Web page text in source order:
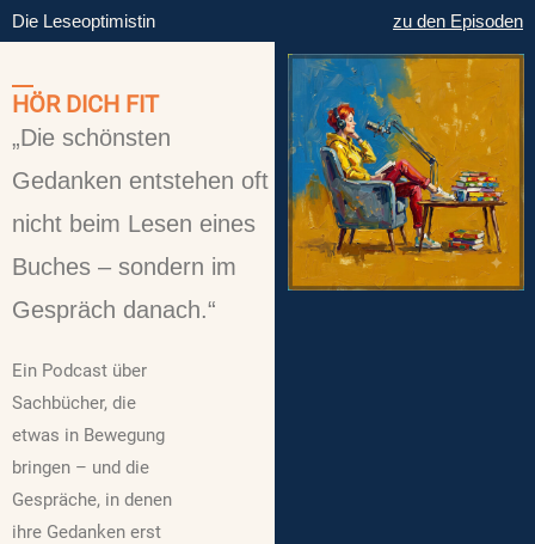
Die Leseoptimistin zu den Episoden
HÖR DICH FIT
„Die schönsten
Gedanken entstehen oft
nicht beim Lesen eines
Buches – sondern im
Gespräch danach.“
Ein Podcast über
Sachbücher, die
etwas in Bewegung
bringen – und die
Gespräche, in denen
ihre Gedanken erst